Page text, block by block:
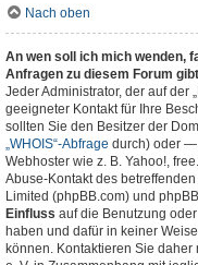
Nach oben
An wen soll ich mich wenden,
Anfragen zu diesem Forum
Jeder Administrator, der auf der
geeigneter Kontakt für Ihre
sollten Sie den Besitzer der
„WHOIS“-Abfrage durch) oder —
Webhoster wie z. B. Yahoo!,
Abuse-Kontakt des
Limited (phpBB.com) und
Einfluss auf die Benutzung
haben und dafür in keiner
können. Kontaktieren Sie